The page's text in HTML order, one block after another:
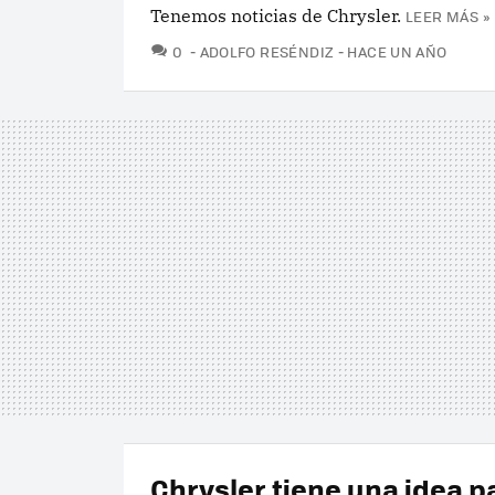
Tenemos noticias de Chrysler. LEER MÁS »
0 COMENTARIOS
ADOLFO RESÉNDIZ HACE UN AÑO